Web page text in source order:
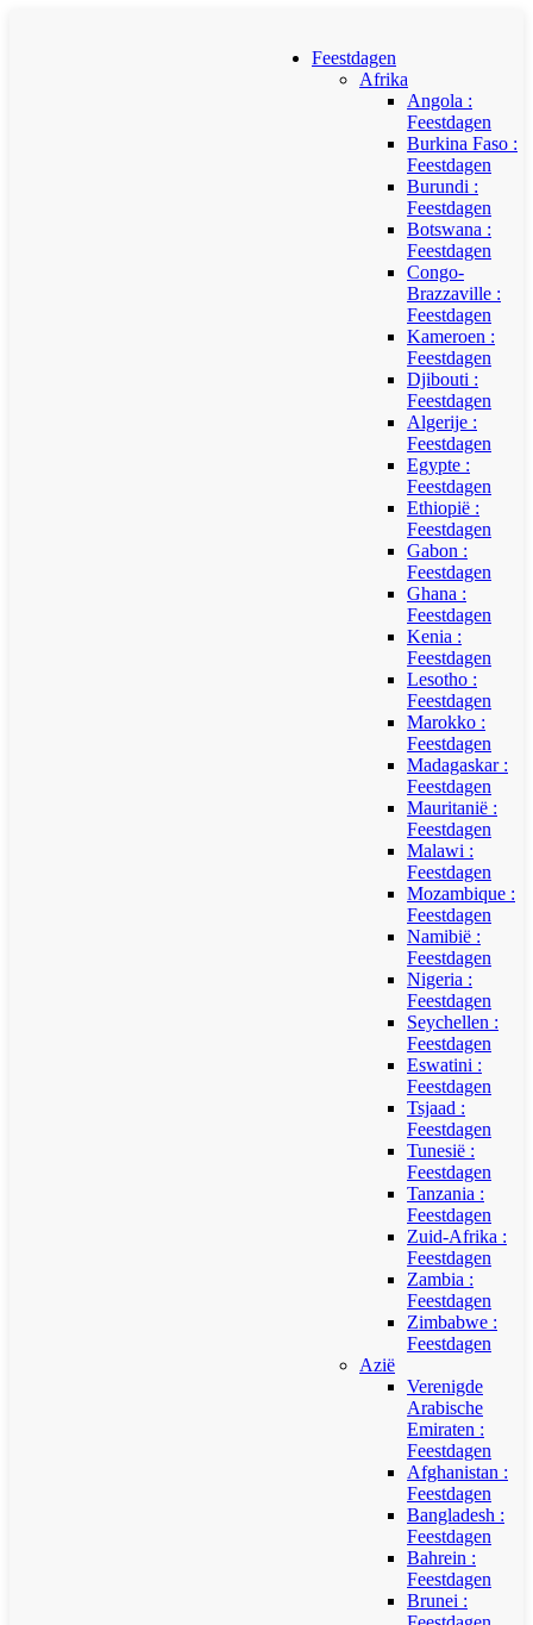
Feestdagen
Afrika
Angola :
Feestdagen
Burkina Faso :
Feestdagen
Burundi :
Feestdagen
Botswana :
Feestdagen
Congo-
Brazzaville :
Feestdagen
Kameroen :
Feestdagen
Djibouti :
Feestdagen
Algerije :
Feestdagen
Egypte :
Feestdagen
Ethiopië :
Feestdagen
Gabon :
Feestdagen
Ghana :
Feestdagen
Kenia :
Feestdagen
Lesotho :
Feestdagen
Marokko :
Feestdagen
Madagaskar :
Feestdagen
Mauritanië :
Feestdagen
Malawi :
Feestdagen
Mozambique :
Feestdagen
Namibië :
Feestdagen
Nigeria :
Feestdagen
Seychellen :
Feestdagen
Eswatini :
Feestdagen
Tsjaad :
Feestdagen
Tunesië :
Feestdagen
Tanzania :
Feestdagen
Zuid-Afrika :
Feestdagen
Zambia :
Feestdagen
Zimbabwe :
Feestdagen
Azië
Verenigde
Arabische
Emiraten :
Feestdagen
Afghanistan :
Feestdagen
Bangladesh :
Feestdagen
Bahrein :
Feestdagen
Brunei :